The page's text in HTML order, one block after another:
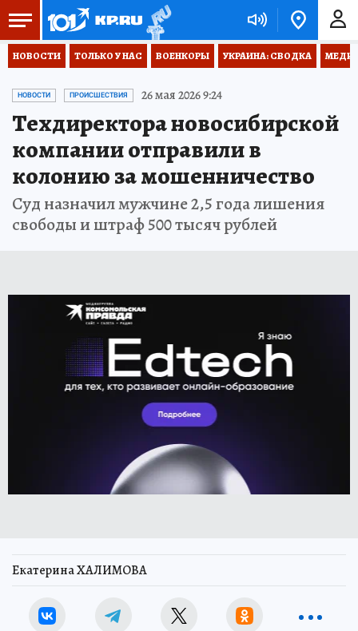
НОВОСТИ ТОЛЬКО У НАС ВОЕНКОРЫ УКРАИНА: СВОДКА
НОВОСТИ ПРОИСШЕСТВИЯ 26 мая 2026 9:24
Техдиректора новосибирской
компании отправили в
колонию за мошенничество
Суд назначил мужчине 2,5 года лишения
свободы и штраф 500 тысяч рублей
Екатерина ХАЛИМОВА